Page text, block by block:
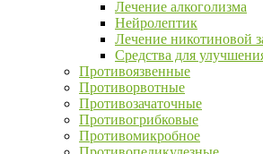
Лечение алкоголизма
Нейролептик
Лечение никотиновой
Средства для
Противоязвенные
Противорвотные
Противозачаточные
Противогрибковые
Противомикробное